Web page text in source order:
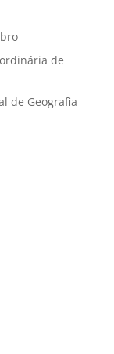
de
de Geografia